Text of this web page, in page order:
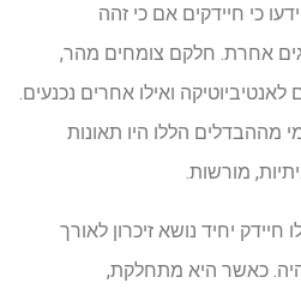
כי חיידקים אם כי זהה
אחרת. חלקם צומחים מהר,
ואילו אחרים נכנעים.
מההבדלים הללו היו תאונות
מורשות.
יחיד נושא זיכרון לאורך
כאשר היא מתחלקת,